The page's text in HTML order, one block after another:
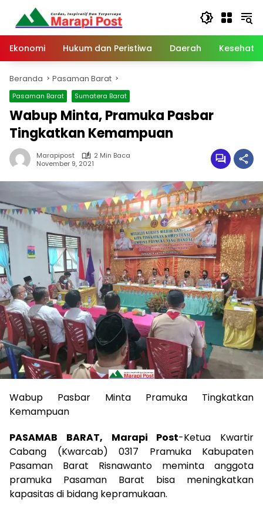
Langsung
konten
Ekonomi
Hukum dan Peristiwa Daerah
Beranda Pasaman Barat
Pasaman Barat Sumatera Barat
Wabup Minta, Pramuka Pasbar
Tingkatkan Kemampuan
Marapipost
2 Min Baca
November 9, 2021
Wabup Pasbar Minta Pramuka Tingkatkan
Kemampuan
PASAMAB BARAT, Marapi Post-Ketua Kwartir
Cabang (Kwarcab) 0317 Pramuka Kabupaten
Pasaman Barat Risnawanto meminta anggota
pramuka Pasaman Barat bisa meningkatkan
kapasitas di bidang kepramukaan.